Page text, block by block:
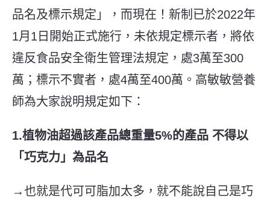
品名及標示規定」，而現在！新制已於2022年
1月1日開始正式施行，未依規定標示者，將依
違反食品安全衛生管理法規定，處3萬至300
萬；標示不實者，處4萬至400萬。 高敏敏營養
師為大家說明規定如下：
1.植物油超過該產品總重量5%的產品 不得以
「巧克力」為品名
→也就是代可可脂加太多，就不能說自己是巧